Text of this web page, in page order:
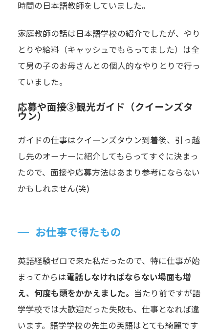
時間の日本語教師をしていました。
家庭教師の話は日本語学校の紹介でしたが、やり
とりや給料（キャッシュでもらってました）は全
て男の子のお母さんとの個人的なやりとりで行っ
ていました。
応募や面接③観光ガイド（クイーンズタ
ウン）
ガイドの仕事はクイーンズタウン到着後、引っ越
し先のオーナーに紹介してもらってすぐに決まっ
たので、面接や応募方法はあまり参考にならない
かもしれません(笑)
お仕事で得たもの
英語経験ゼロで来た私だったので、特に仕事が始
まってからは電話しなければならない場面も増
え、何度も頭をかかえました。 当たり前ですが語
学学校では大歓迎だった失敗も、仕事となれば違
います。語学学校の先生の英語はとても綺麗です